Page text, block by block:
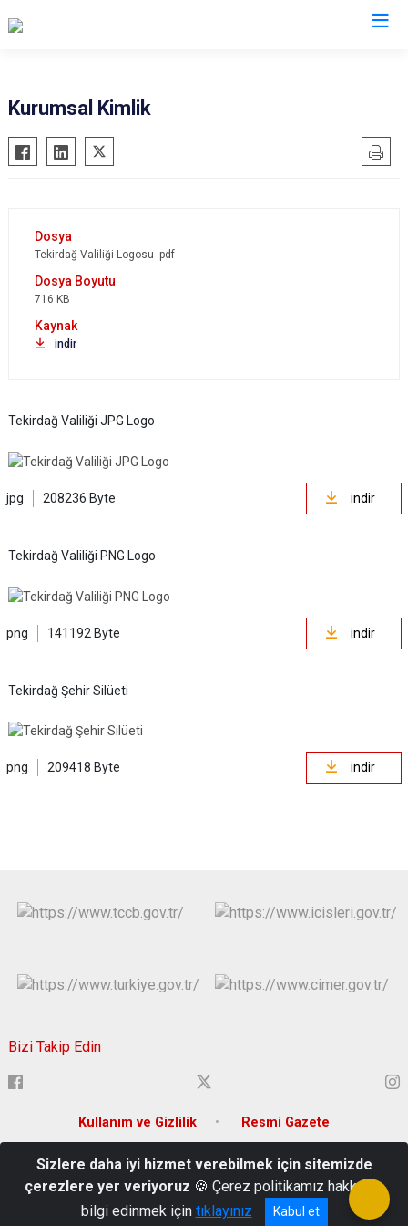
Kurumsal Kimlik
Tekirdağ Valiliği Logosu .pdf
716 KB
indir
Tekirdağ Valiliği JPG Logo
jpg 208236 Byte indir
Tekirdağ Valiliği PNG Logo
png 141192 Byte indir
Tekirdağ Şehir Silüeti
png 209418 Byte indir
Bizi Takip Edin
Kullanım ve Gizlilik Resmi Gazete
Ortacami Mah. Hükümet Cad. Süleymanpaşa/Tekirdağ
0282 262 80 80
Sizlere daha iyi hizmet verebilmek için sitemizde
çerezlere yer veriyoruz 🍪 Çerez politikamız hakkında
bilgi edinmek için tıklayınız Kabul et